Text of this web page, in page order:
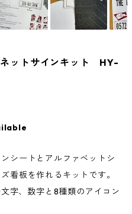
ネットサインキット HY-
シートとアルファベットシ
看板を作れるキットです。
字、数字と8種類のアイコン